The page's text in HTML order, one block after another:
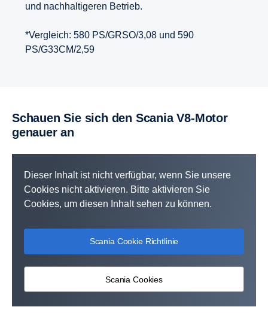
und nachhaltigeren Betrieb.
*Vergleich: 580 PS/GRSO/3,08 und 590
PS/G33CM/2,59
Schauen Sie sich den Scania V8-Motor
genauer an
Dieser Inhalt ist nicht verfügbar, wenn Sie unsere
Cookies nicht aktivieren. Bitte aktivieren Sie
Cookies, um diesen Inhalt sehen zu können.
Scania Cookie Richtlinie
Scania Cookies